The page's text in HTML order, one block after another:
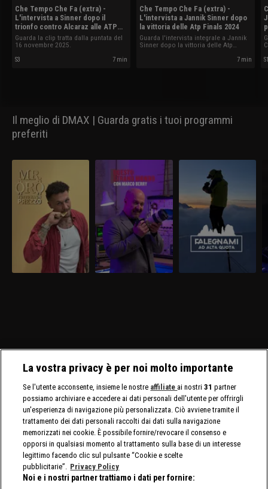
Che Tempo Che Fa (extra) -
L'intervista a Sinner dopo il
trionfo contro Alcaraz alle ATP
Finals 2025
Guarda la clip tratta dalla puntata del
16 novembre 2025.
S3 7 min
Che Tempo Che Fa (extra) -
L'intervista a Jannik Sinner dopo
la vittoria delle Atp Finals 2024
Guarda l'intervista integrale a Jannik
Sinner dopo la vittoria delle Atp
7 min
Il meglio di DMAX | Guarda gratis i tuoi programmi
preferiti
La vostra privacy è per noi molto importante
Se l'utente acconsente, insieme le nostre affiliate ai nostri31 partner
possiamo archiviare e accedere ai dati personali dell'utente per offrirgli
un'esperienza di navigazione più personalizzata. Ciò avviene tramite il
trattamento dei dati personali raccolti dai dati sulla navigazione
memorizzati nei cookie. È possibile fornire/revocare il consenso e
opporsi in qualsiasi momento al trattamento sulla base di un interesse
legittimo facendo clic sul pulsante “Cookie e scelte
pubblicitarie”. Privacy Policy
Noi e i nostri partner trattiamo i dati per fornire: